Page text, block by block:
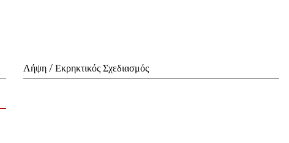
Λήψη / Εκρηκτικός Σχεδιασμός